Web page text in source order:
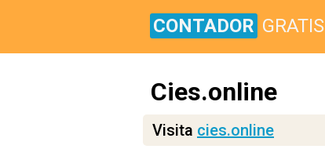
CONTADOR GRATIS
Cies.online
Visita cies.online